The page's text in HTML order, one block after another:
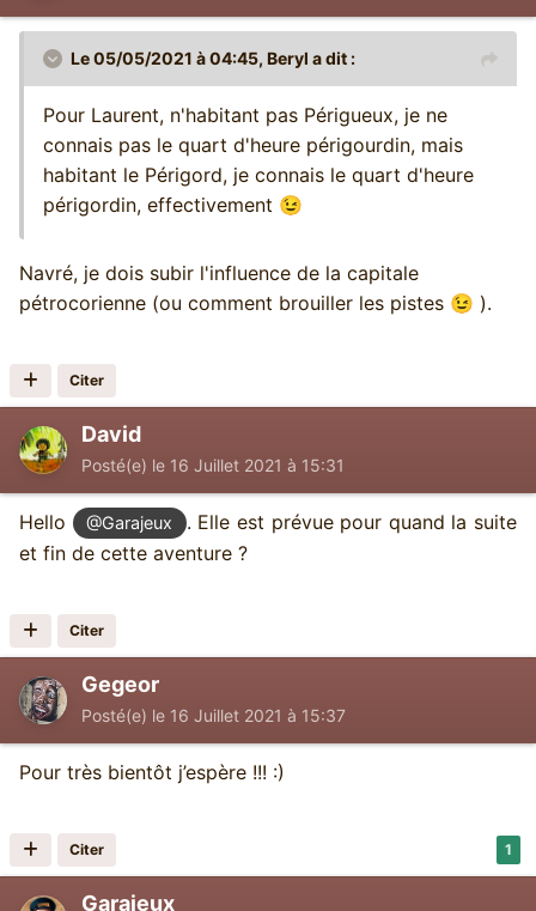
Le 05/05/2021 à 04:45, Beryl a dit :
Pour Laurent, n'habitant pas Périgueux, je ne
connais pas le quart d'heure périgourdin, mais
habitant le Périgord, je connais le quart d'heure
périgordin, effectivement 😉
Navré, je dois subir l'influence de la capitale
pétrocorienne (ou comment brouiller les pistes 😉 ).
Citer
David
Posté(e) le 16 Juillet 2021 à 15:31
Hello @Garajeux
. Elle est prévue pour quand la suite
et fin de cette aventure ?
Citer
Gegeor
Posté(e) le 16 Juillet 2021 à 15:37
Pour très bientôt j’espère !!! :)
1
Citer
Garajeux